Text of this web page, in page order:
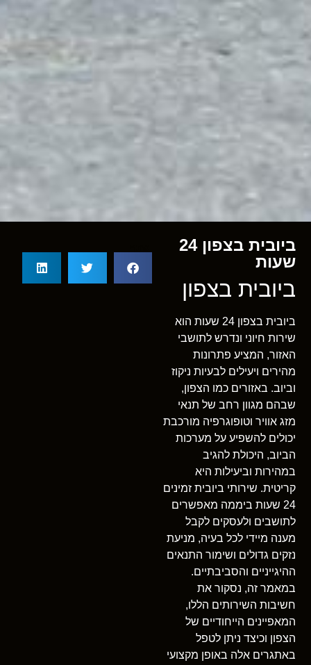
ביובית בצפון 24
שעות
ביובית בצפון
ביובית בצפון 24 שעות הוא
שירות חיוני ונדרש לתושבי
האזור, המציע פתרונות
מהירים ויעילים לבעיות ניקוז
וביוב. באזורים כמו הצפון,
שבהם מגוון רחב של תנאי
מזג אוויר וטופוגרפיה מורכבת
יכולים להשפיע על מערכות
הביוב, היכולת להגיב
במהירות וביעילות היא
קריטית. שירותי ביובית זמינים
24 שעות ביממה מאפשרים
לתושבים ולעסקים לקבל
מענה מיידי לכל בעיה, מניעת
נזקים גדולים ושימור התנאים
ההיגייניים והסביבתיים.
במאמר זה, נסקור את
חשיבות השירותים הללו,
המאפיינים הייחודיים של
הצפון וכיצד ניתן לטפל
באתגרים אלה באופן מקצועי